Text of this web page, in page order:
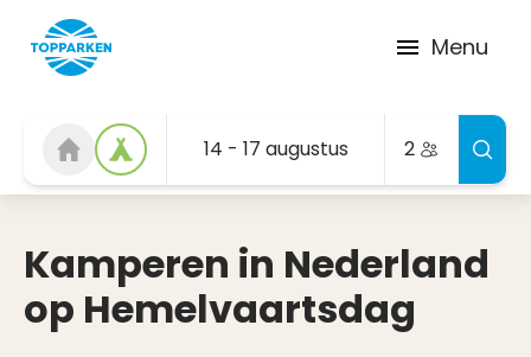
Menu
14 - 17 augustus 2
Kamperen in Nederland
op Hemelvaartsdag